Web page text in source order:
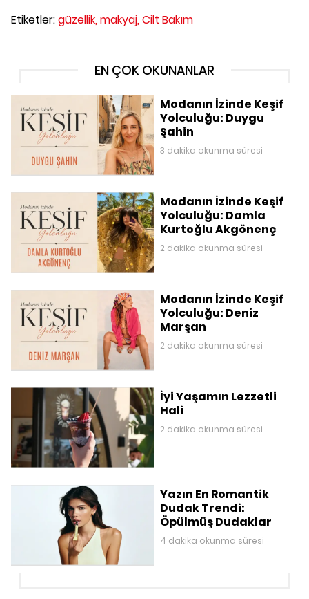
Etiketler:güzellik,makyaj,Cilt Bakım
EN ÇOK OKUNANLAR
Modanın İzinde Keşif
Yolculuğu: Duygu
Şahin
3 dakika okunma süresi
Modanın İzinde Keşif
Yolculuğu: Damla
Kurtoğlu Akgönenç
2 dakika okunma süresi
Modanın İzinde Keşif
Yolculuğu: Deniz
Marşan
2 dakika okunma süresi
İyi Yaşamın Lezzetli
Hali
2 dakika okunma süresi
Yazın En Romantik
Dudak Trendi:
Öpülmüş Dudaklar
4 dakika okunma süresi